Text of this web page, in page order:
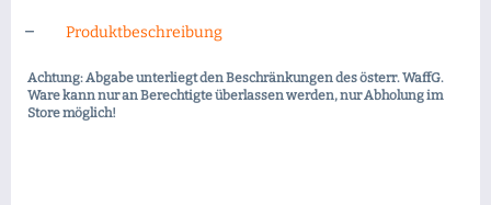
Produktbeschreibung
Achtung: Abgabe unterliegt den Beschränkungen des österr. WaffG.
Ware kann nur an Berechtigte überlassen werden, nur Abholung im
Store möglich!